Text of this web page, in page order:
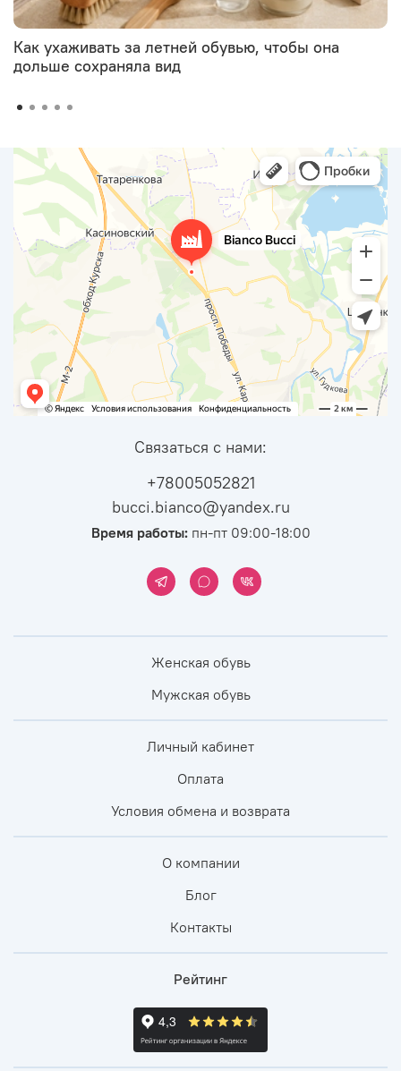
Как ухаживать за летней обувью, чтобы она
дольше сохраняла вид
Связаться с нами:
+78005052821
bucci.bianco@yandex.ru
Время работы:пн-пт 09:00-18:00
Женская обувь
Мужская обувь
Личный кабинет
Оплата
Условия обмена и возврата
О компании
Блог
Контакты
Рейтинг